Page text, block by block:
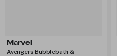
Marvel
Avengers Bubblebath &